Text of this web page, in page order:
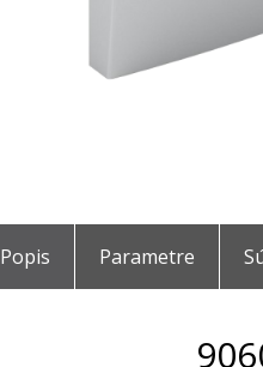
Popis Parametre